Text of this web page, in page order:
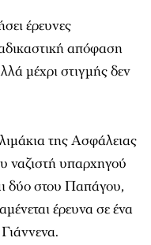
έρευνες
απόφαση
μέχρι στιγμής δεν
της Ασφάλειας
ναζιστή υπαρχηγού
δύο στου Παπάγου,
έρευνα σε ένα